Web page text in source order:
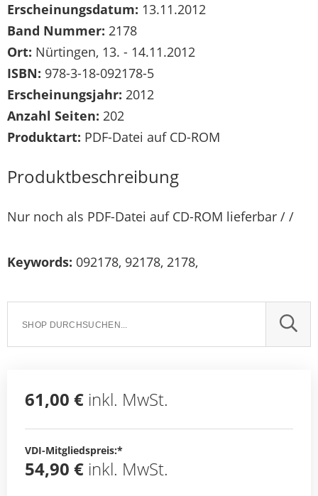
Erscheinungsdatum: 13.11.2012
Band Nummer: 2178
Ort: Nürtingen, 13. - 14.11.2012
ISBN: 978-3-18-092178-5
Erscheinungsjahr: 2012
Anzahl Seiten: 202
Produktart: PDF-Datei auf CD-ROM
Produktbeschreibung
Nur noch als PDF-Datei auf CD-ROM lieferbar / /
Keywords: 092178, 92178, 2178,
61,00 € inkl. MwSt.
VDI-Mitgliedspreis:*
54,90 € inkl. MwSt.